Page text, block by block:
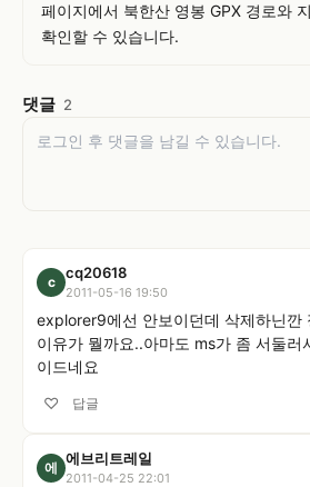
페이지에서 북한산 영봉 GPX 경로와
확인할 수 있습니다.
댓글 2
c cq20618
2011-05-16 19:50
explorer9에선 안보이던데 삭제하닌깐
이유가 뭘까요..아마도 ms가 좀 서둘러
이드네요
♡
답글
에 에브리트레일
2011-04-25 22:01